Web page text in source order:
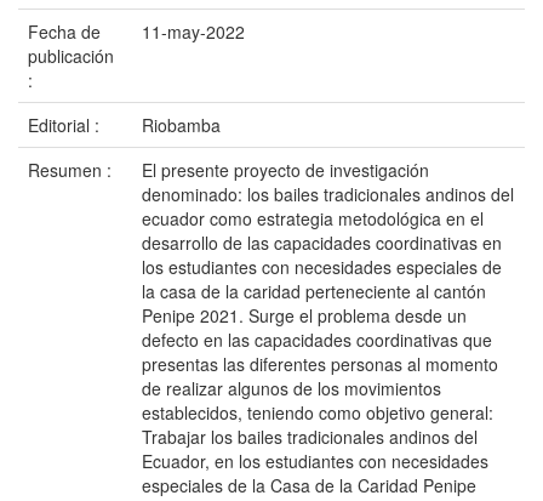
Fecha de
publicación
:
11-may-2022
Editorial :
Riobamba
Resumen :
El presente proyecto de investigación
denominado: los bailes tradicionales andinos del
ecuador como estrategia metodológica en el
desarrollo de las capacidades coordinativas en
los estudiantes con necesidades especiales de
la casa de la caridad perteneciente al cantón
Penipe 2021. Surge el problema desde un
defecto en las capacidades coordinativas que
presentas las diferentes personas al momento
de realizar algunos de los movimientos
establecidos, teniendo como objetivo general:
Trabajar los bailes tradicionales andinos del
Ecuador, en los estudiantes con necesidades
especiales de la Casa de la Caridad Penipe